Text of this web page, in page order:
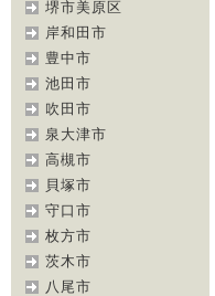
堺市美原区
岸和田市
豊中市
池田市
吹田市
泉大津市
高槻市
貝塚市
守口市
枚方市
茨木市
八尾市